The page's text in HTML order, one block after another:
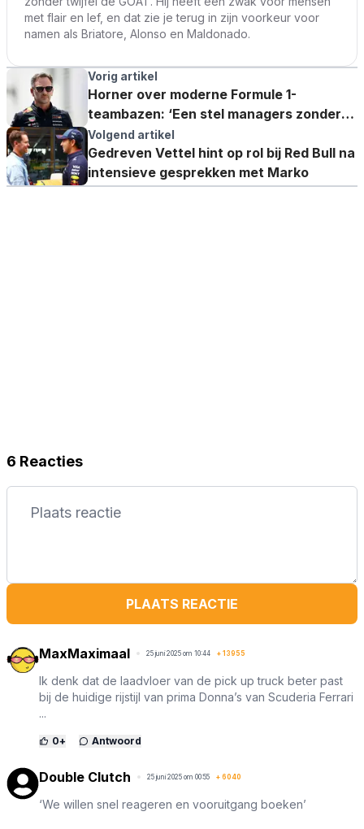
met flair en lef, en dat zie je terug in zijn voorkeur voor
namen als Briatore, Alonso en Maldonado.
Vorig artikel
Horner over moderne Formule 1-
teambazen: ‘Een stel managers zonder
ondernemingsgeest’
Volgend artikel
Gedreven Vettel hint op rol bij Red Bull na
intensieve gesprekken met Marko
6 Reacties
PLAATS REACTIE
MaxMaximaal 25 juni 2025 om 10:44 + 13955
Ik denk dat de laadvloer van de pick up truck beter past
bij de huidige rijstijl van prima Donna’s van Scuderia Ferrari
...
0+ Antwoord
Double Clutch 25 juni 2025 om 00:55 + 6040
‘We willen snel reageren en vooruitgang boeken’